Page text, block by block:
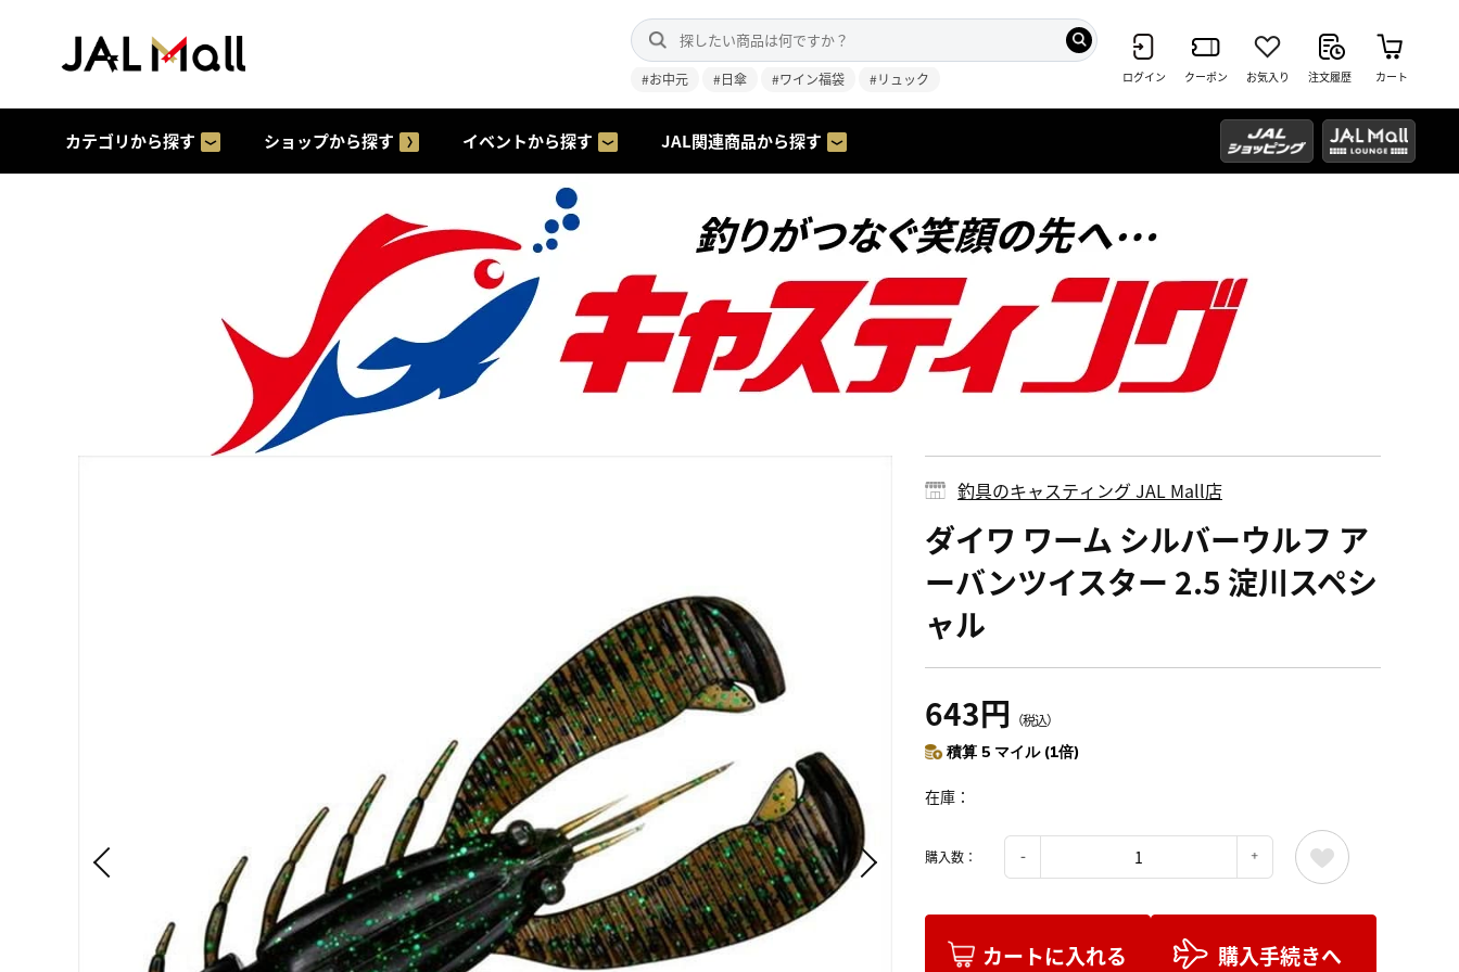
#お中元 #日傘 #ワイン福袋 #リュック ログイン クーポン お気入り 注文履歴 カート
カテゴリから探す ショップから探す イベントから探す JAL関連商品から探す
釣具のキャスティング JAL Mall店
ダイワ ワーム シルバーウルフ ア
ーバンツイスター 2.5 淀川スペシ
ャル
643円 （税込）
積算 5 マイル (1倍)
在庫
購入数：
カートに入れる 購入手続きへ